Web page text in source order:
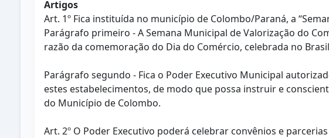
Artigos
Art. 1º Fica instituída no município de Colombo/Paraná, a
Parágrafo primeiro - A Semana Municipal de Valorização do
razão da comemoração do Dia do Comércio, celebrada no
Parágrafo segundo - Fica o Poder Executivo Municipal
estes estabelecimentos, de modo que possa instruir e
do Município de Colombo.
Art. 2º O Poder Executivo poderá celebrar convênios e